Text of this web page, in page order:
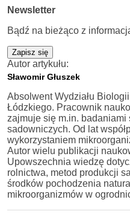
Newsletter
Bądź na bieżąco z
Zapisz się
Autor artykułu:
Sławomir Głuszek
Absolwent Wydziału
Łódzkiego. Pracownik
zajmuje się m.in.
sadowniczych. Od lat
wykorzystaniem
Autor wielu publikacji
Upowszechnia wiedzę
rolnictwa, metod produkcji
środków pochodzenia
mikroorganizmów w